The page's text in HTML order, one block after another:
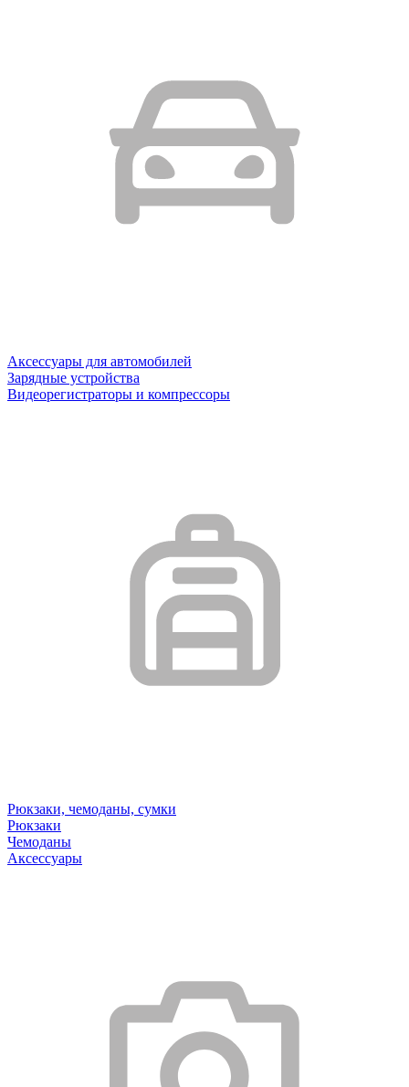
Аксессуары для автомобилей
Зарядные устройства
Видеорегистраторы и компрессоры
Рюкзаки, чемоданы, сумки
Рюкзаки
Чемоданы
Аксессуары